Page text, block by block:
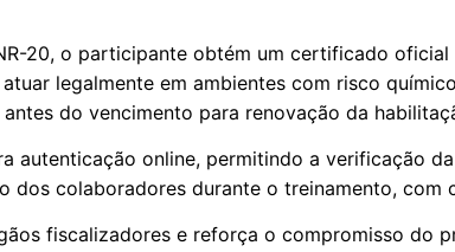
20, o participante obtém um certificado
legalmente em ambientes com risco
do vencimento para renovação da
autenticação online, permitindo a verificação
colaboradores durante o treinamento,
fiscalizadores e reforça o compromisso do